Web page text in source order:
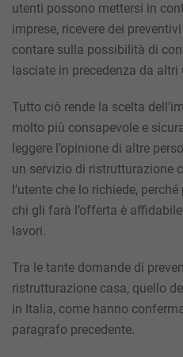
utenti possono mettersi in
imprese, ricevere dei
contare sulla possibilità di
lasciate in precedenza da altri
Tutto ciò rende la scelta
molto più consapevole e
leggere l’opinione di altre
un servizio di ristrutturazione
l’utente che lo richiede,
chi gli farà l’offerta è
lavori.
Tra le tante domande di
ristrutturazione casa, quello
in Italia, come hanno
paragrafo precedente.